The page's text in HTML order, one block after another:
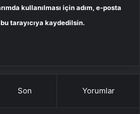
kullanılması için adım, e-posta
tarayıcıya kaydedilsin.
Son Yorumlar